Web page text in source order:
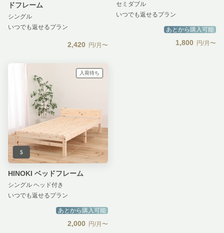
ドフレーム
シングル
いつでも返せるプラン
2,420 円/月〜
セミダブル
いつでも返せるプラン
あとから購入可能
1,800 円/月〜
入荷待ち
HINOKI ベッドフレーム
シングル ヘッド付き
いつでも返せるプラン
あとから購入可能
2,000 円/月〜